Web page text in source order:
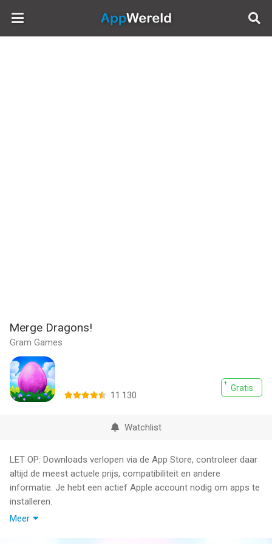
AppWereld
Merge Dragons!
Gram Games
Gratis
11.130
Watchlist
LET OP: Downloads verlopen via de App Store, controleer daar
altijd de meest actuele prijs, compatibiliteit en andere
informatie. Je hebt een actief Apple account nodig om apps te
installeren.
Meer